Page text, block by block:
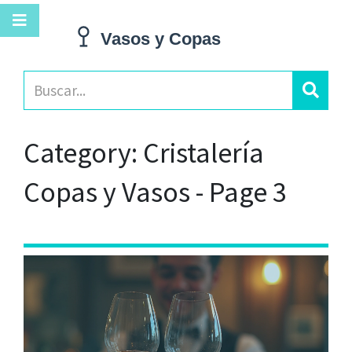
Category: Cristalería
Copas y Vasos - Page 3